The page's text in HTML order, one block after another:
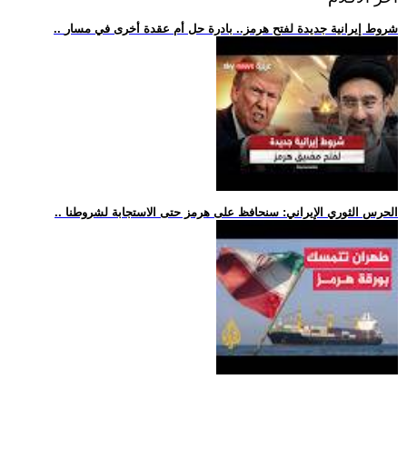
.. شروط إيرانية جديدة لفتح هرمز.. بادرة حل أم عقدة أخرى في مسار
.. الحرس الثوري الإيراني: سنحافظ على هرمز حتى الاستجابة لشروطنا